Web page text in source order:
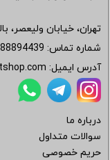
تهران، خیابان ولیعصر،
شماره تماس:
آدرس ایمیل:
درباره ما
سوالات متداول
حریم خصوصی